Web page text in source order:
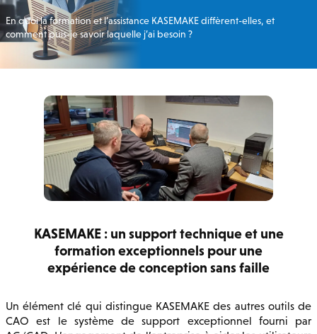
En quoi la formation et l’assistance KASEMAKE diffèrent-elles, et
comment puis-je savoir laquelle j’ai besoin ?
KASEMAKE : un support technique et une
formation exceptionnels pour une
expérience de conception sans faille
Un élément clé qui distingue KASEMAKE des autres outils de
CAO est le système de support exceptionnel fourni par